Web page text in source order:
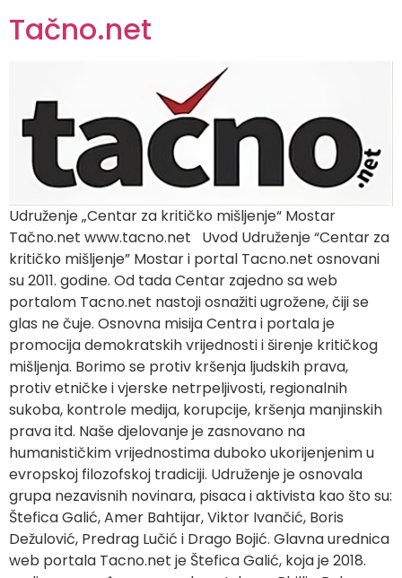
Tačno.net
Udruženje „Centar za kritičko mišljenje“ Mostar
Tačno.net www.tacno.net Uvod Udruženje “Centar za
kritičko mišljenje” Mostar i portal Tacno.net osnovani
su 2011. godine. Od tada Centar zajedno sa web
portalom Tacno.net nastoji osnažiti ugrožene, čiji se
glas ne čuje. Osnovna misija Centra i portala je
promocija demokratskih vrijednosti i širenje kritičkog
mišljenja. Borimo se protiv kršenja ljudskih prava,
protiv etničke i vjerske netrpeljivosti, regionalnih
sukoba, kontrole medija, korupcije, kršenja manjinskih
prava itd. Naše djelovanje je zasnovano na
humanističkim vrijednostima duboko ukorijenjenim u
evropskoj filozofskoj tradiciji. Udruženje je osnovala
grupa nezavisnih novinara, pisaca i aktivista kao što su:
Štefica Galić, Amer Bahtijar, Viktor Ivančić, Boris
Dežulović, Predrag Lučić i Drago Bojić. Glavna urednica
web portala Tacno.net je Štefica Galić, koja je 2018.